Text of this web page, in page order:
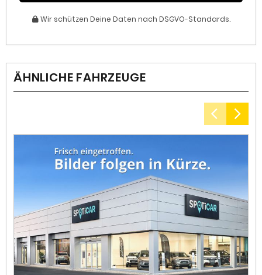
Wir schützen Deine Daten nach DSGVO-Standards.
ÄHNLICHE FAHRZEUGE